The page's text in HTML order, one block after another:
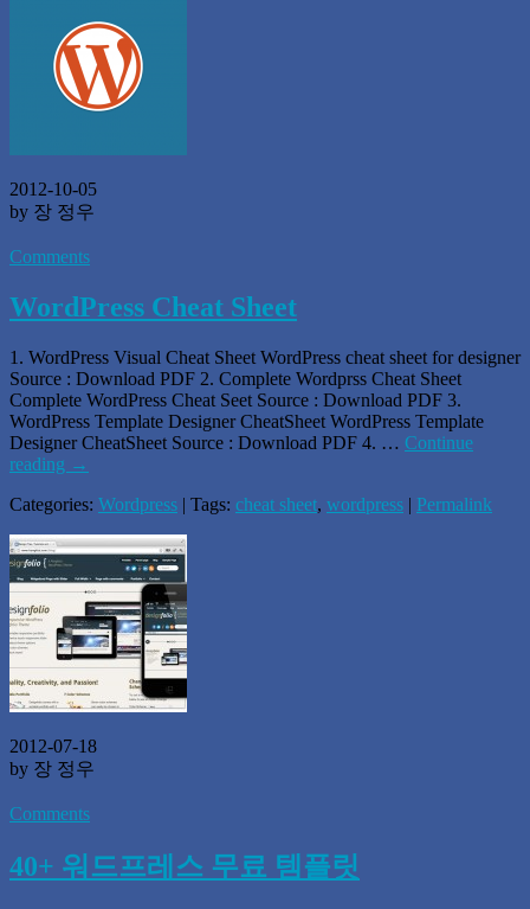
2012-10-05
by 장 정우
Comments
WordPress Cheat Sheet
1. WordPress Visual Cheat Sheet WordPress cheat sheet for designer
Source : Download PDF 2. Complete Wordprss Cheat Sheet
Complete WordPress Cheat Seet Source : Download PDF 3.
WordPress Template Designer CheatSheet WordPress Template
Designer CheatSheet Source : Download PDF 4. … Continue
reading →
Categories: Wordpress | Tags: cheat sheet, wordpress | Permalink
2012-07-18
by 장 정우
Comments
40+ 워드프레스 무료 템플릿